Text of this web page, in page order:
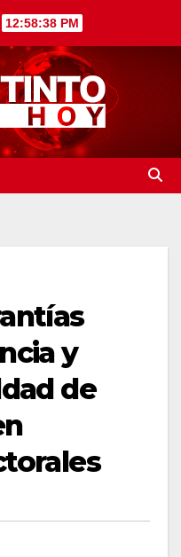
12:58:39 PM
y
de